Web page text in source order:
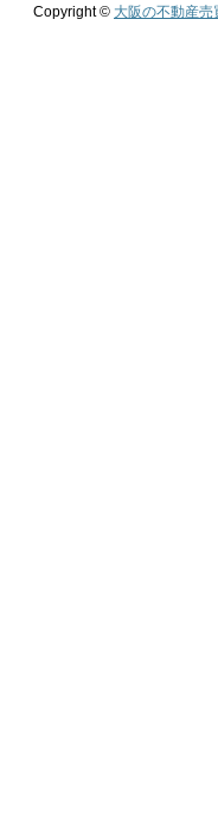
Copyright © 大阪の不動産